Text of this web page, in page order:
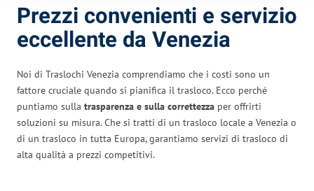
Prezzi convenienti e servizio
eccellente da Venezia
Noi di Traslochi Venezia comprendiamo che i costi sono un
fattore cruciale quando si pianifica il trasloco. Ecco perché
puntiamo sulla trasparenza e sulla correttezza per offrirti
soluzioni su misura. Che si tratti di un trasloco locale a Venezia o
di un trasloco in tutta Europa, garantiamo servizi di trasloco di
alta qualità a prezzi competitivi.